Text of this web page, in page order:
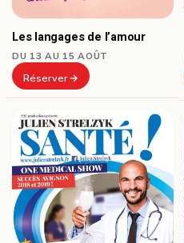
Les langages de l’amour
DU 13 AU 15 AOÛT
Réserver